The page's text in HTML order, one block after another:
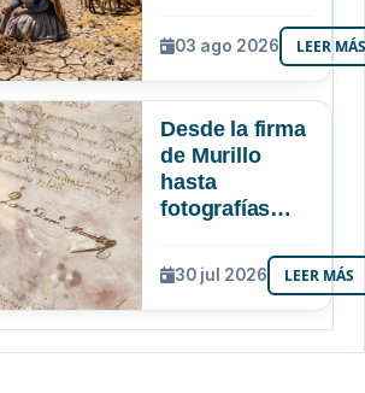
Niño que
podría superar
a los tres
Bolivia
03 ago 2026 LEER
Desde la firma
de Murillo
hasta
fotografías
UMSA
resguarda 6
joyas de la
30 jul 2026 LEER MÁS